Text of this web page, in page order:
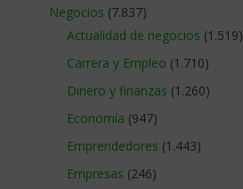
Negocios (7.837)
Actualidad de negocios (1.519)
Carrera y Empleo (1.710)
Dinero y finanzas (1.260)
Economía (947)
Emprendedores (1.443)
Empresas (246)